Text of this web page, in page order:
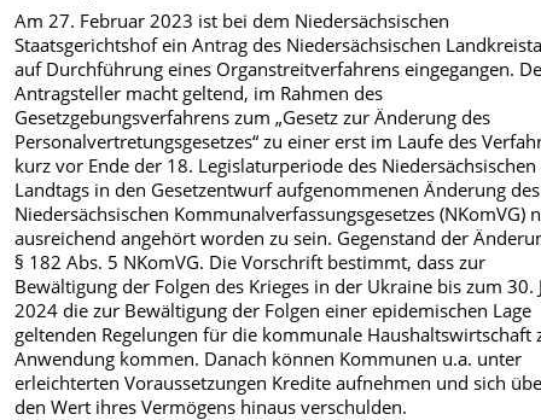
Am 27. Februar 2023 ist bei dem Niedersächsischen
Staatsgerichtshof ein Antrag des Niedersächsischen
auf Durchführung eines Organstreitverfahrens eingegangen.
Antragsteller macht geltend, im Rahmen des
Gesetzgebungsverfahrens zum „Gesetz zur Änderung des
Personalvertretungsgesetzes“ zu einer erst im Laufe des
kurz vor Ende der 18. Legislaturperiode des Niedersächsischen
Landtags in den Gesetzentwurf aufgenommenen Änderung des
Niedersächsischen Kommunalverfassungsgesetzes (NKomVG)
ausreichend angehört worden zu sein. Gegenstand der
§ 182 Abs. 5 NKomVG. Die Vorschrift bestimmt, dass zur
Bewältigung der Folgen des Krieges in der Ukraine bis zum 30.
2024 die zur Bewältigung der Folgen einer epidemischen Lage
geltenden Regelungen für die kommunale Haushaltswirtschaft
Anwendung kommen. Danach können Kommunen u.a. unter
erleichterten Voraussetzungen Kredite aufnehmen und sich
den Wert ihres Vermögens hinaus verschulden.